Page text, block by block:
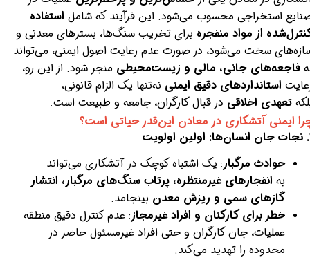
استخراجی محسوب می‌شود. این فرآیند که شامل استفاده
از مواد منفجره برای تخریب سنگ‌ها، بسترهای معدنی و
سخت می‌شود، در صورت عدم رعایت اصول ایمنی، می‌تواند
فاجعه‌های جانی، مالی و زیست‌محیطی منجر شود. از این رو،
استانداردهای دقیق ایمنی نه‌تنها یک الزام قانونی،
تعهدی اخلاقی در قبال کارگران، جامعه و طبیعت است.
ایمنی آتشکاری در معادن این‌قدر حیاتی است؟
اولویت
حوادث مرگبار: یک اشتباه کوچک در آتشکاری می‌تواند
به انفجارهای غیرمنتظره، پرتاب سنگ‌های مرگبار، انتشار
گازهای سمی و ریزش معدن بینجامد.
خطر برای کارکنان و افراد غیرمجاز: عدم کنترل دقیق منطقه
عملیات، جان کارگران و حتی افراد غیرمسئول حاضر در
محدوده را تهدید می‌کند.